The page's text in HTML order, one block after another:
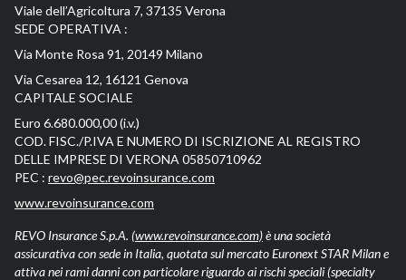
Viale dell’Agricoltura 7, 37135 Verona
SEDE OPERATIVA :
Via Monte Rosa 91, 20149 Milano
Via Cesarea 12, 16121 Genova
CAPITALE SOCIALE
Euro 6.680.000,00 (i.v.)
COD. FISC./P.IVA E NUMERO DI ISCRIZIONE AL REGISTRO
DELLE IMPRESE DI VERONA 05850710962
PEC : revo@pec.revoinsurance.com
www.revoinsurance.com
REVO Insurance S.p.A. (www.revoinsurance.com)è una società
assicurativa con sede in Italia, quotata sul mercato Euronext STAR Milan e
attiva nei rami danni con particolare riguardo ai rischi speciali (specialty